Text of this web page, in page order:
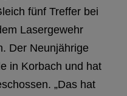
fünf Treffer bei
Lasergewehr
Der Neunjährige
in Korbach und hat
„Das hat